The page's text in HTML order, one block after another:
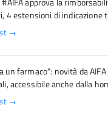
4 estensioni di indicazione
→
un farmaco": novità da
accessibile anche dalla
→